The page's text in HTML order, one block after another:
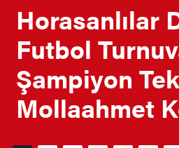
Horasanlılar
Futbol
Şampiyon
Mollaahmet